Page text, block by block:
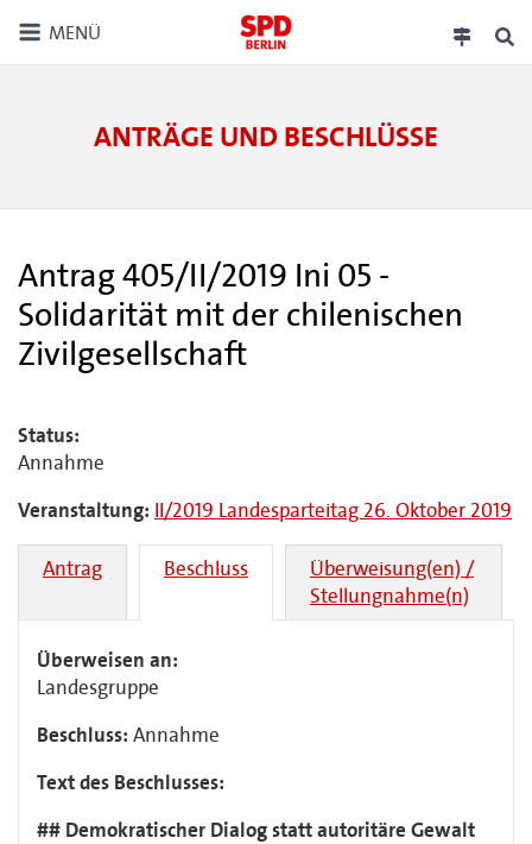
MENÜ
ANTRÄGE UND BESCHLÜSSE
Antrag 405/II/2019 Ini 05 -
Solidarität mit der chilenischen
Zivilgesellschaft
Status:
Annahme
Veranstaltung: II/2019 Landesparteitag 26. Oktober 2019
Antrag Beschluss
Überweisung(en) /
Stellungnahme(n)
Überweisen an:
Landesgruppe
Beschluss: Annahme
Text des Beschlusses:
## Demokratischer Dialog statt autoritäre Gewalt